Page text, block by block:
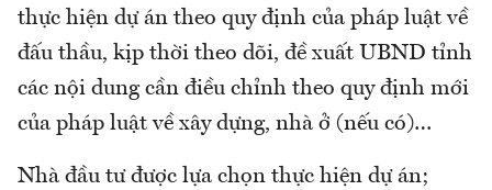
thực hiện dự án theo quy định của pháp luật về
đấu thầu, kịp thời theo dõi, đề xuất UBND tỉnh
các nội dung cần điều chỉnh theo quy định mới
của pháp luật về xây dựng, nhà ở (nếu có)…
Nhà đầu tư được lựa chọn thực hiện dự án;